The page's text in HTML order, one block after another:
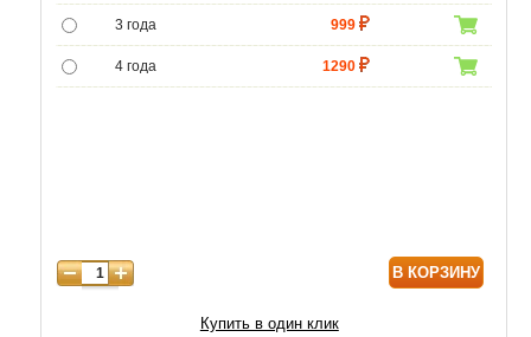
3 года 999
4 года 1290
В КОРЗИНУ
Купить в один клик